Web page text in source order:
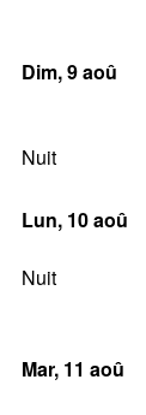
Dim, 9aoû
Nuit
Lun, 10aoû
Nuit
Mar, 11 aoû